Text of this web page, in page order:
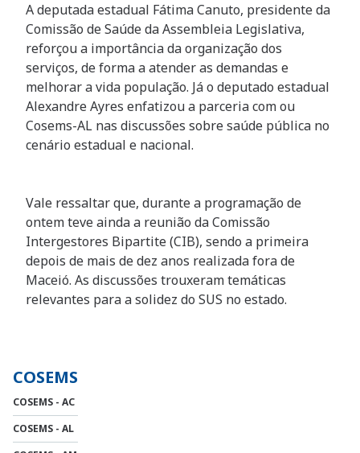
A deputada estadual Fátima Canuto, presidente da
Comissão de Saúde da Assembleia Legislativa,
reforçou a importância da organização dos
serviços, de forma a atender as demandas e
melhorar a vida população. Já o deputado estadual
Alexandre Ayres enfatizou a parceria com ou
Cosems-AL nas discussões sobre saúde pública no
cenário estadual e nacional.
Vale ressaltar que, durante a programação de
ontem teve ainda a reunião da Comissão
Intergestores Bipartite (CIB), sendo a primeira
depois de mais de dez anos realizada fora de
Maceió. As discussões trouxeram temáticas
relevantes para a solidez do SUS no estado.
COSEMS
COSEMS - AC
COSEMS - AL